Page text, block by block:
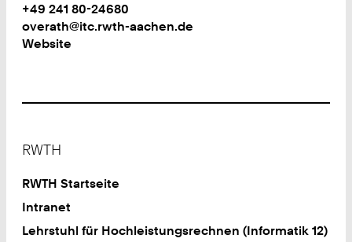
Work
Telefon:
+
4
0
4
8
0
+49 241 80-24680
Work
overath@itc.rwth-aachen.de
Website
RWTH
RWTH Startseite
Intranet
Lehrstuhl für Hochleistungsrechnen (Informatik 12)